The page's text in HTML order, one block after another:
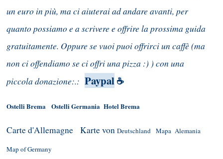
un euro in più, ma ci aiuterai ad andare avanti, per
quanto possiamo e a scrivere e offrire la prossima guida
gratuitamente. Oppure se vuoi puoi offrirci un caffè (ma
non ci offendiamo se ci offri una pizza :) ) con una
piccola donazione:.: Paypal ☕
Ostelli Brema Ostelli Germania Hotel Brema
Carte d'Allemagne Karte von Deutschland Mapa Alemania
Map of Germany